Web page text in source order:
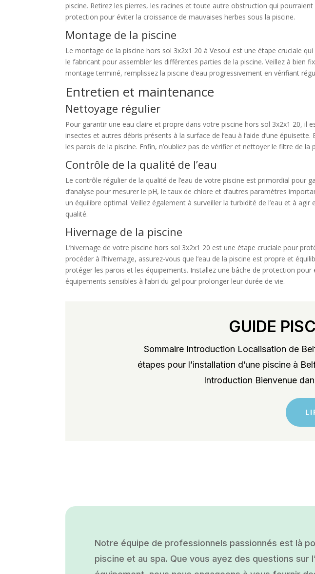
piscine. Retirez les pierres, les racines et toute autre obstruction qui
protection pour éviter la croissance de mauvaises herbes sous la piscine.
Montage de la piscine
Le montage de la piscine hors sol 3x2x1 20 à Vesoul est une étape cruciale
le fabricant pour assembler les différentes parties de la piscine. Veillez à bien
montage terminé, remplissez la piscine d’eau progressivement en vérifiant
Entretien et maintenance
Nettoyage régulier
Pour garantir une eau claire et propre dans votre piscine hors sol 3x2x1 20, il
insectes et autres débris présents à la surface de l’eau à l’aide d’une
les parois de la piscine. Enfin, n’oubliez pas de vérifier et nettoyer le filtre de
Contrôle de la qualité de l’eau
Le contrôle régulier de la qualité de l’eau de votre piscine est primordial pour
d’analyse pour mesurer le pH, le taux de chlore et d’autres paramètres
un équilibre optimal. Veillez également à surveiller la turbidité de l’eau et à
qualité.
Hivernage de la piscine
L’hivernage de votre piscine hors sol 3x2x1 20 est une étape cruciale pour
procéder à l’hivernage, assurez-vous que l’eau de la piscine est propre et
protéger les parois et les équipements. Installez une bâche de protection
équipements sensibles à l’abri du gel pour prolonger leur durée de vie.
GUIDE
Sommaire Introduction Localisation de
étapes pour l’installation d’une piscine à
Introduction Bienvenue
Notre équipe de professionnels passionnés est là
piscine et au spa. Que vous ayez des questions sur